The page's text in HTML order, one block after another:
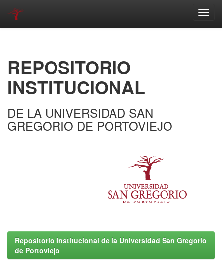
REPOSITORIO
INSTITUCIONAL
DE LA UNIVERSIDAD SAN
GREGORIO DE PORTOVIEJO
Repositorio Institucional de la Universidad San Gregorio
de Portoviejo